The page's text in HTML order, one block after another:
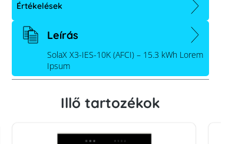
Értékelések
Leírás
SolaX X3-IES-10K (AFCI) – 15.3 kWh Lorem
Ipsum
Illő tartozékok